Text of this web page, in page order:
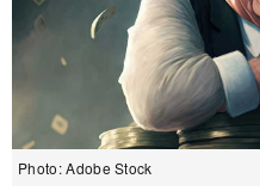
Photo: Adobe Stock